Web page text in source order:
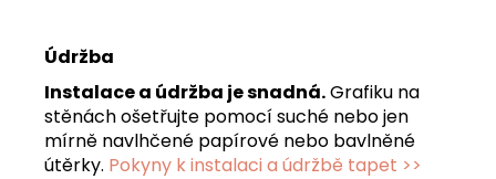
Údržba
Instalace a údržba je snadná.Grafiku na
stěnách ošetřujte pomocí suché nebo jen
mírně navlhčené papírové nebo bavlněné
útěrky. Pokyny k instalaci a údržbě tapet >>